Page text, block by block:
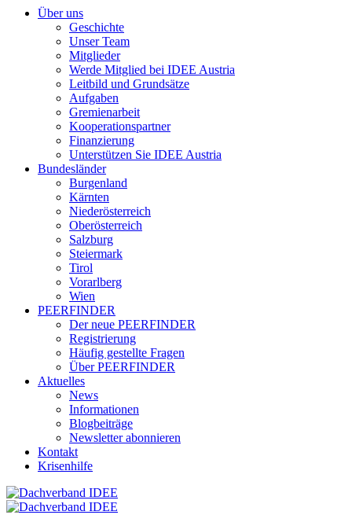
Über uns
Geschichte
Unser Team
Mitglieder
Werde Mitglied bei IDEE Austria
Leitbild und Grundsätze
Aufgaben
Gremienarbeit
Kooperationspartner
Finanzierung
Unterstützen Sie IDEE Austria
Bundesländer
Burgenland
Kärnten
Niederösterreich
Oberösterreich
Salzburg
Steiermark
Tirol
Vorarlberg
Wien
PEERFINDER
Der neue PEERFINDER
Registrierung
Häufig gestellte Fragen
Über PEERFINDER
Aktuelles
News
Informationen
Blogbeiträge
Newsletter abonnieren
Kontakt
Krisenhilfe